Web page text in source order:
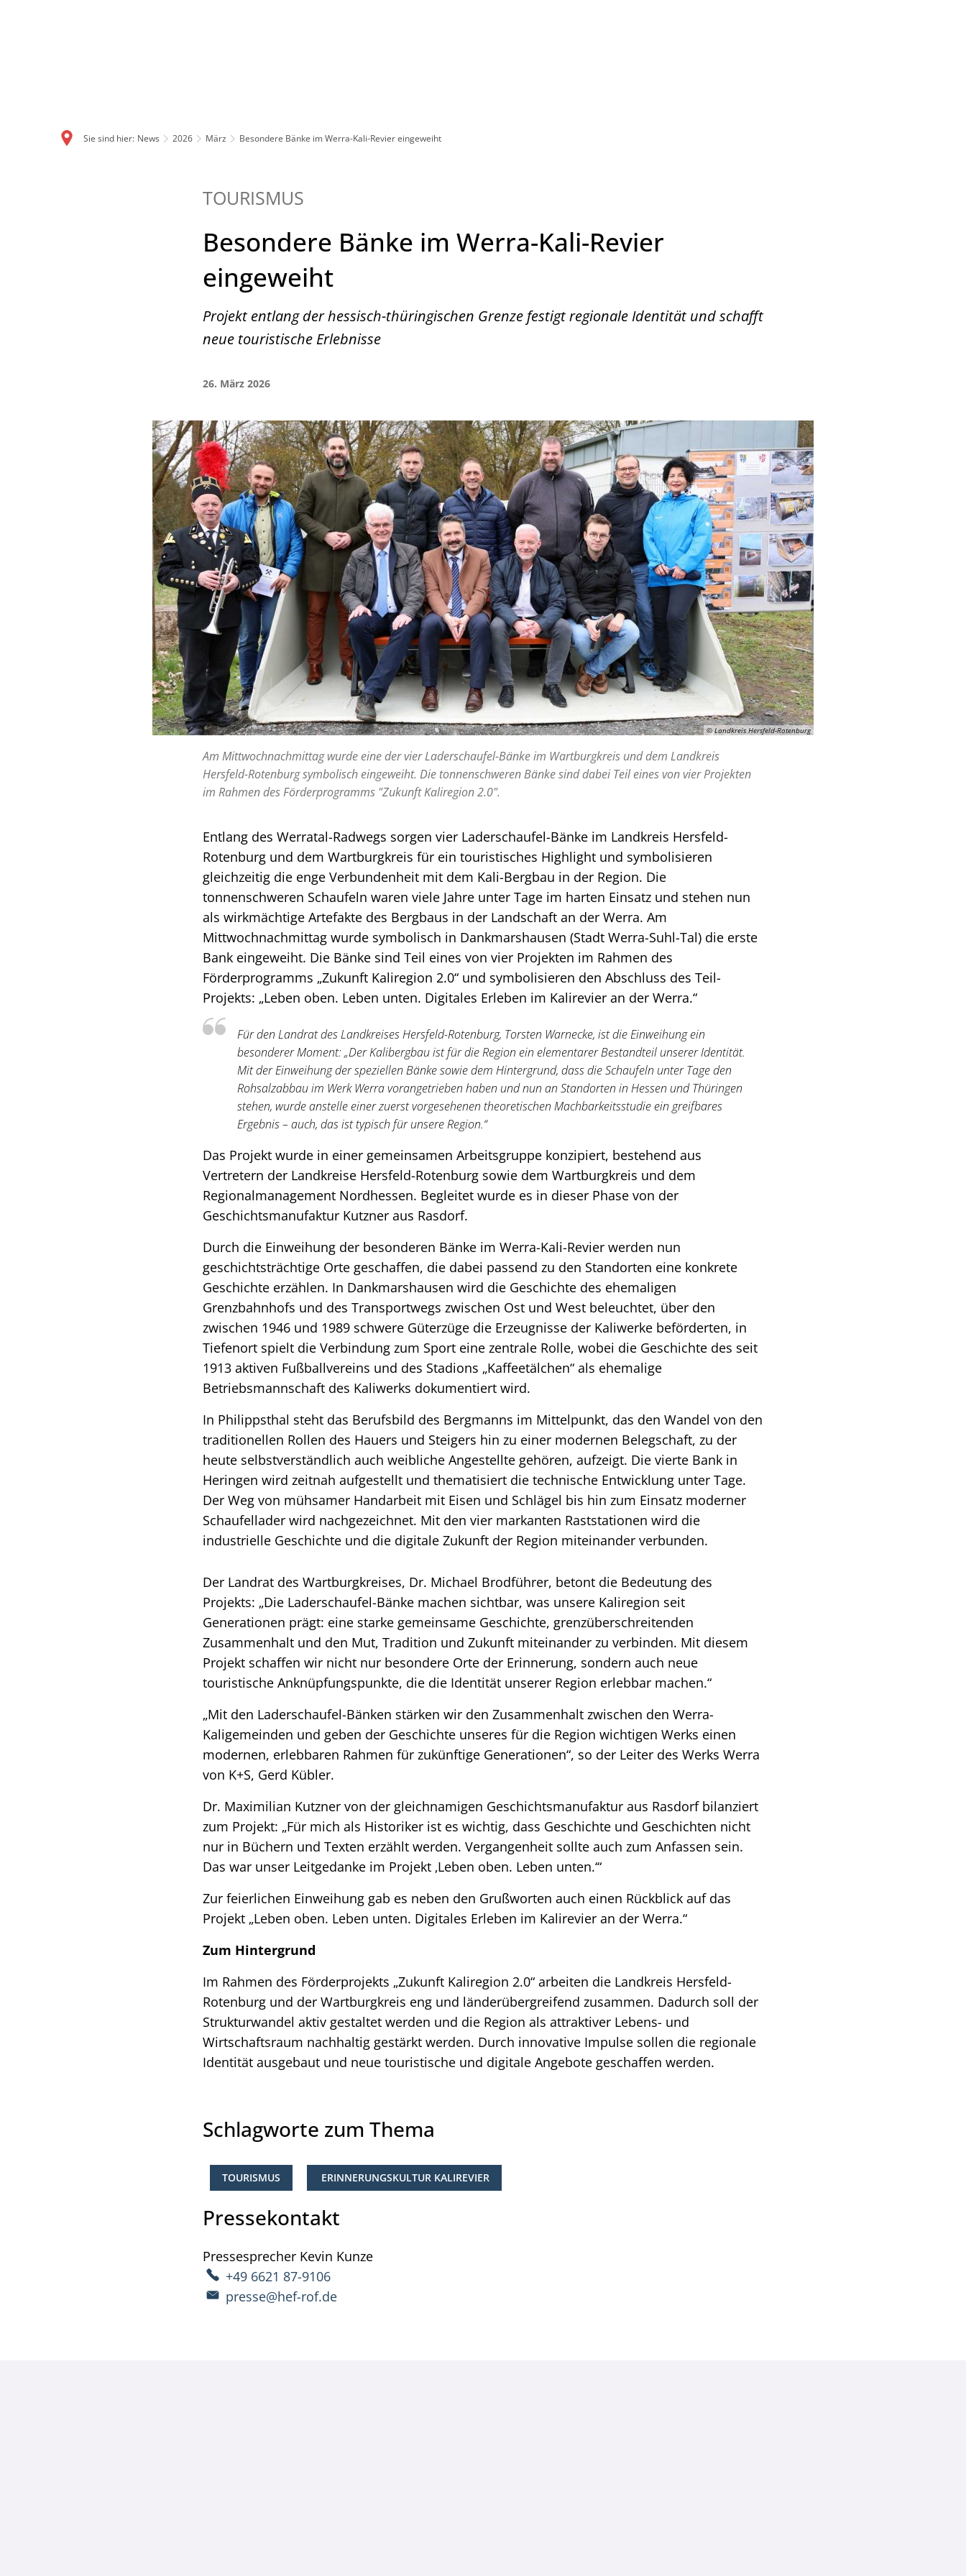
Sie sind hier: News 2026 März Besondere Bänke im Werra-Kali-Revier eingeweiht
TOURISMUS
Besondere Bänke im Werra-Kali-Revier
eingeweiht
Projekt entlang der hessisch-thüringischen Grenze festigt regionale Identität und schafft
neue touristische Erlebnisse
26. März 2026
© Landkreis Hersfeld-Rotenburg
Am Mittwochnachmittag wurde eine der vier Laderschaufel-Bänke im Wartburgkreis und dem Landkreis
Hersfeld-Rotenburg symbolisch eingeweiht. Die tonnenschweren Bänke sind dabei Teil eines von vier Projekten
im Rahmen des Förderprogramms "Zukunft Kaliregion 2.0".
Entlang des Werratal-Radwegs sorgen vier Laderschaufel-Bänke im Landkreis Hersfeld-
Rotenburg und dem Wartburgkreis für ein touristisches Highlight und symbolisieren
gleichzeitig die enge Verbundenheit mit dem Kali-Bergbau in der Region. Die
tonnenschweren Schaufeln waren viele Jahre unter Tage im harten Einsatz und stehen nun
als wirkmächtige Artefakte des Bergbaus in der Landschaft an der Werra. Am
Mittwochnachmittag wurde symbolisch in Dankmarshausen (Stadt Werra-Suhl-Tal) die erste
Bank eingeweiht. Die Bänke sind Teil eines von vier Projekten im Rahmen des
Förderprogramms „Zukunft Kaliregion 2.0“ und symbolisieren den Abschluss des Teil-
Projekts: „Leben oben. Leben unten. Digitales Erleben im Kalirevier an der Werra.“
Für den Landrat des Landkreises Hersfeld-Rotenburg, Torsten Warnecke, ist die Einweihung ein
besonderer Moment: „Der Kalibergbau ist für die Region ein elementarer Bestandteil unserer Identität.
Mit der Einweihung der speziellen Bänke sowie dem Hintergrund, dass die Schaufeln unter Tage den
Rohsalzabbau im Werk Werra vorangetrieben haben und nun an Standorten in Hessen und Thüringen
stehen, wurde anstelle einer zuerst vorgesehenen theoretischen Machbarkeitsstudie ein greifbares
Ergebnis – auch, das ist typisch für unsere Region.“
Das Projekt wurde in einer gemeinsamen Arbeitsgruppe konzipiert, bestehend aus
Vertretern der Landkreise Hersfeld-Rotenburg sowie dem Wartburgkreis und dem
Regionalmanagement Nordhessen. Begleitet wurde es in dieser Phase von der
Geschichtsmanufaktur Kutzner aus Rasdorf.
Durch die Einweihung der besonderen Bänke im Werra-Kali-Revier werden nun
geschichtsträchtige Orte geschaffen, die dabei passend zu den Standorten eine konkrete
Geschichte erzählen. In Dankmarshausen wird die Geschichte des ehemaligen
Grenzbahnhofs und des Transportwegs zwischen Ost und West beleuchtet, über den
zwischen 1946 und 1989 schwere Güterzüge die Erzeugnisse der Kaliwerke beförderten, in
Tiefenort spielt die Verbindung zum Sport eine zentrale Rolle, wobei die Geschichte des seit
1913 aktiven Fußballvereins und des Stadions „Kaffeetälchen“ als ehemalige
Betriebsmannschaft des Kaliwerks dokumentiert wird.
In Philippsthal steht das Berufsbild des Bergmanns im Mittelpunkt, das den Wandel von den
traditionellen Rollen des Hauers und Steigers hin zu einer modernen Belegschaft, zu der
heute selbstverständlich auch weibliche Angestellte gehören, aufzeigt. Die vierte Bank in
Heringen wird zeitnah aufgestellt und thematisiert die technische Entwicklung unter Tage.
Der Weg von mühsamer Handarbeit mit Eisen und Schlägel bis hin zum Einsatz moderner
Schaufellader wird nachgezeichnet. Mit den vier markanten Raststationen wird die
industrielle Geschichte und die digitale Zukunft der Region miteinander verbunden.
Der Landrat des Wartburgkreises, Dr. Michael Brodführer, betont die Bedeutung des
Projekts: „Die Laderschaufel-Bänke machen sichtbar, was unsere Kaliregion seit
Generationen prägt: eine starke gemeinsame Geschichte, grenzüberschreitenden
Zusammenhalt und den Mut, Tradition und Zukunft miteinander zu verbinden. Mit diesem
Projekt schaffen wir nicht nur besondere Orte der Erinnerung, sondern auch neue
touristische Anknüpfungspunkte, die die Identität unserer Region erlebbar machen.“
„Mit den Laderschaufel-Bänken stärken wir den Zusammenhalt zwischen den Werra-
Kaligemeinden und geben der Geschichte unseres für die Region wichtigen Werks einen
modernen, erlebbaren Rahmen für zukünftige Generationen“, so der Leiter des Werks Werra
von K+S, Gerd Kübler.
Dr. Maximilian Kutzner von der gleichnamigen Geschichtsmanufaktur aus Rasdorf bilanziert
zum Projekt: „Für mich als Historiker ist es wichtig, dass Geschichte und Geschichten nicht
nur in Büchern und Texten erzählt werden. Vergangenheit sollte auch zum Anfassen sein.
Das war unser Leitgedanke im Projekt ‚Leben oben. Leben unten.‘“
Zur feierlichen Einweihung gab es neben den Grußworten auch einen Rückblick auf das
Projekt „Leben oben. Leben unten. Digitales Erleben im Kalirevier an der Werra.“
Zum Hintergrund
Im Rahmen des Förderprojekts „Zukunft Kaliregion 2.0“ arbeiten die Landkreis Hersfeld-
Rotenburg und der Wartburgkreis eng und länderübergreifend zusammen. Dadurch soll der
Strukturwandel aktiv gestaltet werden und die Region als attraktiver Lebens- und
Wirtschaftsraum nachhaltig gestärkt werden. Durch innovative Impulse sollen die regionale
Identität ausgebaut und neue touristische und digitale Angebote geschaffen werden.
Schlagworte zum Thema
TOURISMUS ERINNERUNGSKULTUR KALIREVIER
Pressekontakt
Pressesprecher Kevin Kunze
+49 6621 87-9106
presse@hef-rof.de